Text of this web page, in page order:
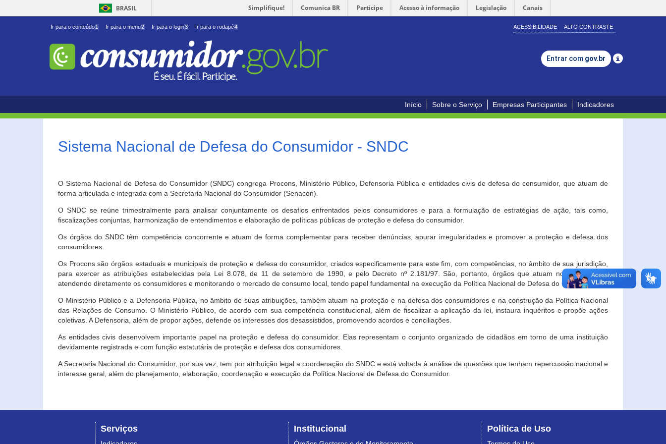
BRASIL Simplifique! Comunica BR Participe Acesso à informação Legislação Canais
Ir para o conteúdo1 Ir para o menu2 Ir para o login3 Ir para o rodapé4 ACESSIBILIDADE ALTO CONTRASTE
Entrar com gov.br
Início Sobre o Serviço Empresas Participantes Indicadores
Sistema Nacional de Defesa do Consumidor - SNDC
O Sistema Nacional de Defesa do Consumidor (SNDC) congrega Procons, Ministério Público, Defensoria Pública e entidades civis de defesa do consumidor, que atuam de
forma articulada e integrada com a Secretaria Nacional do Consumidor (Senacon).
O SNDC se reúne trimestralmente para analisar conjuntamente os desafios enfrentados pelos consumidores e para a formulação de estratégias de ação, tais como,
fiscalizações conjuntas, harmonização de entendimentos e elaboração de políticas públicas de proteção e defesa do consumidor.
Os órgãos do SNDC têm competência concorrente e atuam de forma complementar para receber denúncias, apurar irregularidades e promover a proteção e defesa dos
consumidores.
Os Procons são órgãos estaduais e municipais de proteção e defesa do consumidor, criados especificamente para este fim, com competências, no âmbito de sua jurisdição,
para exercer as atribuições estabelecidas pela Lei 8.078, de 11 de setembro de 1990, e pelo Decreto nº 2.181/97. São, portanto, órgãos que atuam no âmbito local,
atendendo diretamente os consumidores e monitorando o mercado de consumo local, tendo papel fundamental na execução da Política Nacional de Defesa do Consumidor.
O Ministério Público e a Defensoria Pública, no âmbito de suas atribuições, também atuam na proteção e na defesa dos consumidores e na construção da Política Nacional
das Relações de Consumo. O Ministério Público, de acordo com sua competência constitucional, além de fiscalizar a aplicação da lei, instaura inquéritos e propõe ações
coletivas. A Defensoria, além de propor ações, defende os interesses dos desassistidos, promovendo acordos e conciliações.
As entidades civis desenvolvem importante papel na proteção e defesa do consumidor. Elas representam o conjunto organizado de cidadãos em torno de uma instituição
devidamente registrada e com função estatutária de proteção e defesa dos consumidores.
A Secretaria Nacional do Consumidor, por sua vez, tem por atribuição legal a coordenação do SNDC e está voltada à análise de questões que tenham repercussão nacional e
interesse geral, além do planejamento, elaboração, coordenação e execução da Política Nacional de Defesa do Consumidor.
Serviços Institucional Política de Uso